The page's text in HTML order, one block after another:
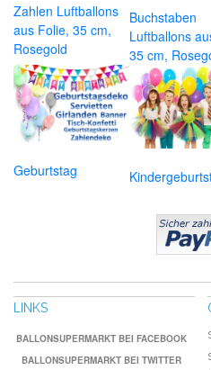
Zahlen Luftballons
aus Folie, 35 cm,
Rosegold
Buchstaben
Luftballons
35 cm,
Geburtstag
LINKS
BALLONSUPERMARKT BEI FACEBOOK
BALLONSUPERMARKT BEI TWITTER